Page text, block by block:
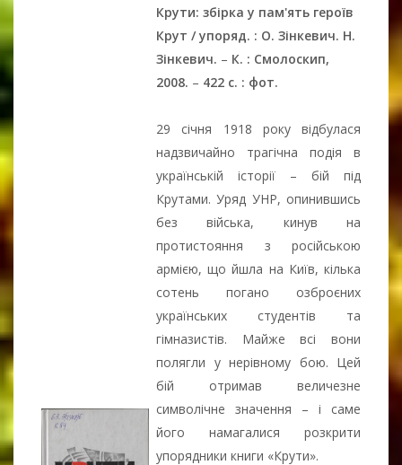
Крути: збірка у пам'ять героїв
Крут / упоряд. : О. Зінкевич. Н.
Зінкевич. – К. : Смолоскип,
2008. – 422 с. : фот.
29 січня 1918 року відбулася
надзвичайно трагічна подія в
українській історії – бій під
Крутами. Уряд УНР, опинившись
без війська, кинув на
протистояння з російською
армією, що йшла на Київ, кілька
сотень погано озброєних
українських студентів та
гімназистів. Майже всі вони
полягли у нерівному бою. Цей
бій отримав величезне
символічне значення – і саме
його намагалися розкрити
упорядники книги «Крути».